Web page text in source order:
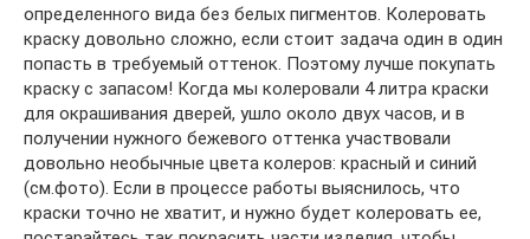
определенного вида без белых пигментов. Колеровать
краску довольно сложно, если стоит задача один в один
попасть в требуемый оттенок. Поэтому лучше покупать
краску с запасом! Когда мы колеровали 4 литра краски
для окрашивания дверей, ушло около двух часов, и в
получении нужного бежевого оттенка участвовали
довольно необычные цвета колеров: красный и синий
(см.фото). Если в процессе работы выяснилось, что
краски точно не хватит, и нужно будет колеровать ее,